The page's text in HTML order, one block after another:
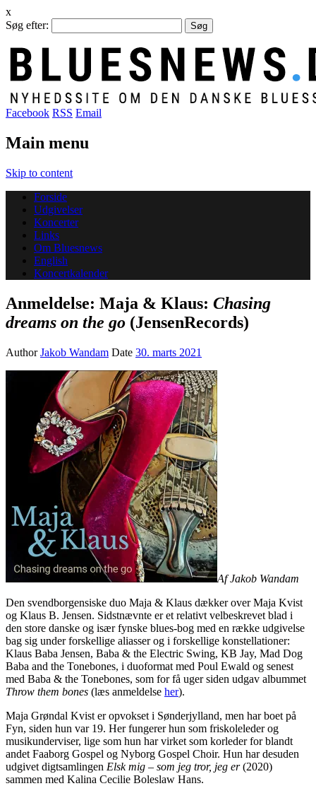
x
Søg efter:
Facebook RSS Email
Main menu
Skip to content
Forside
Udgivelser
Koncerter
Links
Om Bluesnews
English
Koncertkalender
Anmeldelse: Maja & Klaus: Chasing
dreams on the go (JensenRecords)
AuthorJakob Wandam Date 30. marts 2021
Af Jakob Wandam
Den svendborgensiske duo Maja & Klaus dækker over Maja Kvist
og Klaus B. Jensen. Sidstnævnte er et relativt velbeskrevet blad i
den store danske og især fynske blues-bog med en række udgivelse
bag sig under forskellige aliasser og i forskellige konstellationer:
Klaus Baba Jensen, Baba & the Electric Swing, KB Jay, Mad Dog
Baba and the Tonebones, i duoformat med Poul Ewald og senest
med Baba & the Tonebones, som for få uger siden udgav albummet
Throw them bones (læs anmeldelse her).
Maja Grøndal Kvist er opvokset i Sønderjylland, men har boet på
Fyn, siden hun var 19. Her fungerer hun som friskoleleder og
musikunderviser, lige som hun har virket som korleder for blandt
andet Faaborg Gospel og Nyborg Gospel Choir. Hun har desuden
udgivet digtsamlingen Elsk mig – som jeg tror, jeg er(2020)
sammen med Kalina Cecilie Boleslaw Hans.